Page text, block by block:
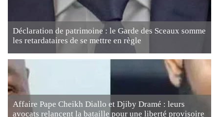
Déclaration de patrimoine : le Garde des Sceaux somme
les retardataires de se mettre en règle
Affaire Pape Cheikh Diallo et Djiby Dramé : leurs
avocats relancent la bataille pour une liberté provisoire